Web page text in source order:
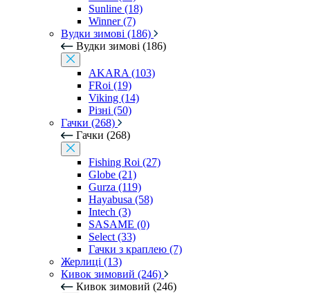
Sunline (18)
Winner (7)
Вудки зимові (186)
Вудки зимові (186)
AKARA (103)
FRoi (19)
Viking (14)
Різні (50)
Гачки (268)
Гачки (268)
Fishing Roi (27)
Globe (21)
Gurza (119)
Hayabusa (58)
Intech (3)
SASAME (0)
Select (33)
Гачки з краплею (7)
Жерлиці (13)
Кивок зимовий (246)
Кивок зимовий (246)